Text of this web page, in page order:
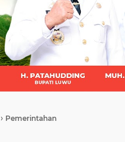
(21) (9)
› Pemerintahan